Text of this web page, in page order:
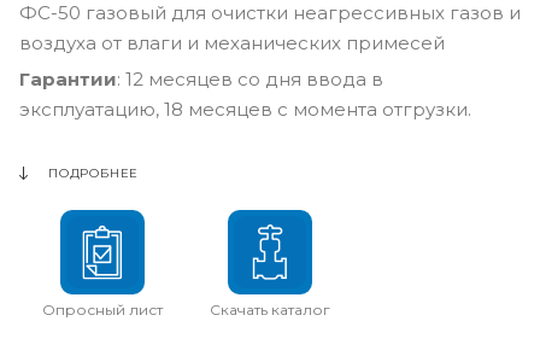
ФС-50 газовый для очистки неагрессивных газов и
воздуха от влаги и механических примесей
Гарантии: 12 месяцев со дня ввода в
эксплуатацию, 18 месяцев с момента отгрузки.
ПОДРОБНЕЕ
Опросный лист Скачать каталог